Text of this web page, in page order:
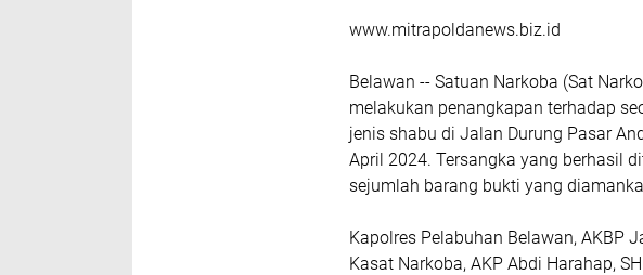
www.mitrapoldanews.biz.id
Belawan -- Satuan Narkoba (Sat
melakukan penangkapan terhadap
jenis shabu di Jalan Durung Pasar
April 2024. Tersangka yang berhasil
sejumlah barang bukti yang
Kapolres Pelabuhan Belawan, AKBP
Kasat Narkoba, AKP Abdi Harahap,